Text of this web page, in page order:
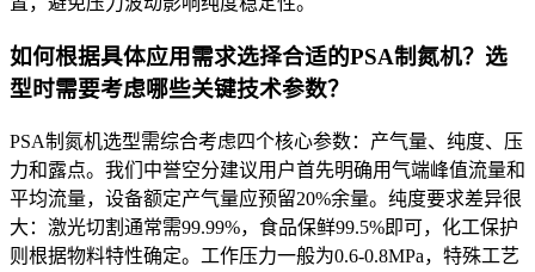
如何根据具体应用需求选择合适的PSA制氮机？选
型时需要考虑哪些关键技术参数？
PSA制氮机选型需综合考虑四个核心参数：产气量、纯度、压
力和露点。我们中誉空分建议用户首先明确用气端峰值流量和
平均流量，设备额定产气量应预留20%余量。纯度要求差异很
大：激光切割通常需99.99%，食品保鲜99.5%即可，化工保护
则根据物料特性确定。工作压力一般为0.6-0.8MPa，特殊工艺